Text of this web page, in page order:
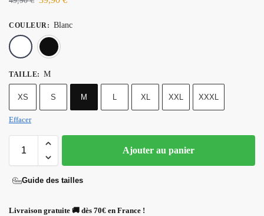
COULEUR : Blanc
TAILLE: M
XS S M L XL XXL XXXL
Effacer
Ajouter au panier
Guide des tailles
Livraison gratuite 🚚 dès 70€ en France !